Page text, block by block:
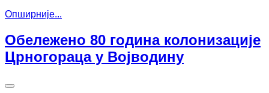
Опширније...
Обележено 80 година колонизације
Црногораца у Војводину